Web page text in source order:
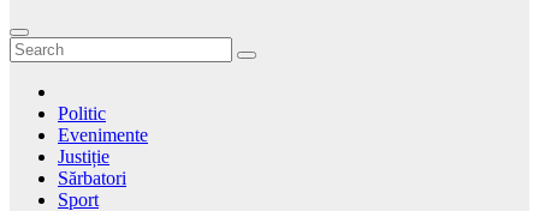
Politic
Evenimente
Justiție
Sărbatori
Sport